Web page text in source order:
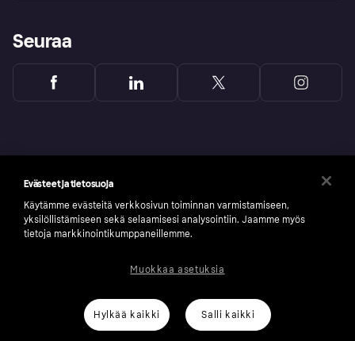
Seuraa
number: 556737-0431
Klarnan evästeselosteKlarna.com
Evästeet ja tietosuoja
Käytämme evästeitä verkkosivun toiminnan varmistamiseen,
yksilöllistämiseen sekä selaamisesi analysointiin. Jaamme myös
tietoja markkinointikumppaneillemme.
Hylkää kaikki Salli kaikki
Muokkaa asetuksia